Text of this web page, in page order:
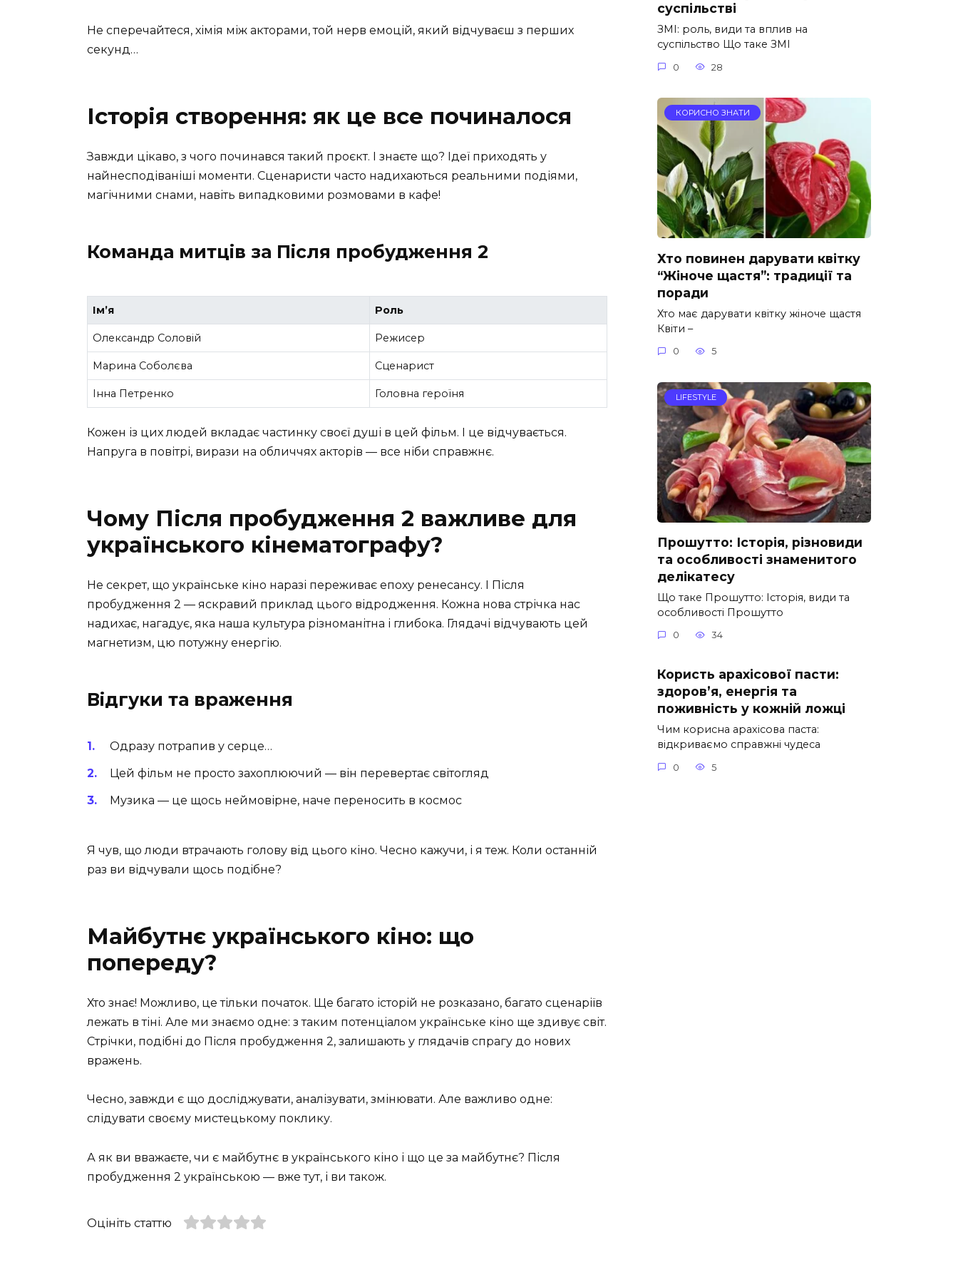
Не сперечайтеся, хімія між акторами, той нерв емоцій, який відчуваєш з перших
секунд…
Історія створення: як це все починалося
Завжди цікаво, з чого починався такий проєкт. І знаєте що? Ідеї приходять у
найнесподіваніші моменти. Сценаристи часто надихаються реальними подіями,
магічними снами, навіть випадковими розмовами в кафе!
Команда митців за Після пробудження 2
Ім’я Роль
Олександр Соловій Режисер
Марина Соболєва Сценарист
Інна Петренко Головна героїня
Кожен із цих людей вкладає частинку своєї душі в цей фільм. І це відчувається.
Напруга в повітрі, вирази на обличчях акторів — все ніби справжнє.
Чому Після пробудження 2 важливе для
українського кінематографу?
Не секрет, що українське кіно наразі переживає епоху ренесансу. І Після
пробудження 2 — яскравий приклад цього відродження. Кожна нова стрічка нас
надихає, нагадує, яка наша культура різноманітна і глибока. Глядачі відчувають цей
магнетизм, цю потужну енергію.
Відгуки та враження
Одразу потрапив у серце…
Цей фільм не просто захоплюючий — він перевертає світогляд
Музика — це щось неймовірне, наче переносить в космос
Я чув, що люди втрачають голову від цього кіно. Чесно кажучи, і я теж. Коли останній
раз ви відчували щось подібне?
Майбутнє українського кіно: що
попереду?
Хто знає! Можливо, це тільки початок. Ще багато історій не розказано, багато сценаріїв
лежать в тіні. Але ми знаємо одне: з таким потенціалом українське кіно ще здивує світ.
Стрічки, подібні до Після пробудження 2, залишають у глядачів спрагу до нових
вражень.
Чесно, завжди є що досліджувати, аналізувати, змінювати. Але важливо одне:
слідувати своєму мистецькому поклику.
А як ви вважаєте, чи є майбутнє в українського кіно і що це за майбутнє? Після
пробудження 2 українською — вже тут, і ви також.
Оцініть статтю
суспільстві
ЗМІ: роль, види та вплив на
суспільство Що таке ЗМІ
0 28
КОРИСНО ЗНАТИ
Хто повинен дарувати квітку
“Жіноче щастя”: традиції та
поради
Хто має дарувати квітку жіноче щастя
Квіти –
0 5
LIFESTYLE
Прошутто: Історія, різновиди
та особливості знаменитого
делікатесу
Що таке Прошутто: Історія, види та
особливості Прошутто
0 34
Користь арахісової пасти:
здоров’я, енергія та
поживність у кожній ложці
Чим корисна арахісова паста:
відкриваємо справжні чудеса
0 5